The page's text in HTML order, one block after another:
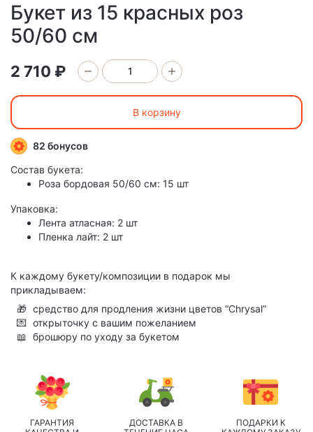
Букет из 15 красных роз
50/60 см
2 710 ₽
В корзину
82 бонусов
Состав букета:
Роза бордовая 50/60 см: 15 шт
Упаковка:
Лента атласная: 2 шт
Пленка лайт: 2 шт
К каждому букету/композиции в подарок мы
прикладываем:
🎁 средство для продления жизни цветов “Chrysal”
💌 открыточку с вашим пожеланием
📖 брошюру по уходу за букетом
ГАРАНТИЯ
ДОСТАВКА В
ПОДАРКИ К